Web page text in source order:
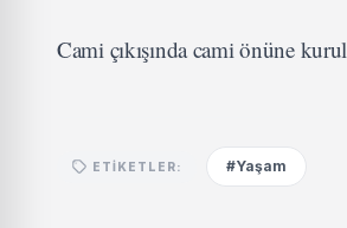
Cami çıkışında cami önüne
ETIKETLER: #Yaşam